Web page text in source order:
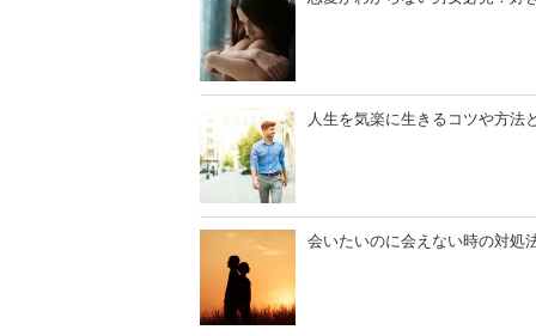
人生を気楽に生きるコツや方法
会いたいのに会えない時の対処